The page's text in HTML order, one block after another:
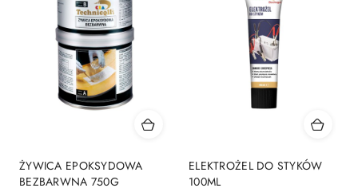
ŻYWICA EPOKSYDOWA
BEZBARWNA 750G
ELEKTROŻEL DO STYKÓW
100ML